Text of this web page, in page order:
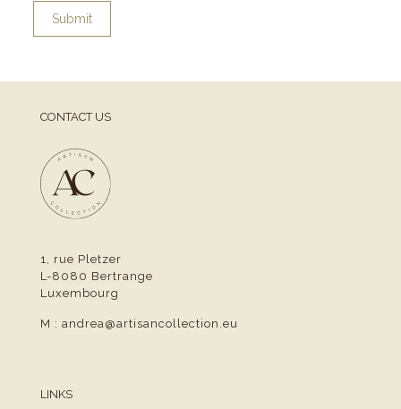
CONTACT US
1, rue Pletzer
L-8080 Bertrange
Luxembourg
M : andrea@artisancollection.eu
LINKS